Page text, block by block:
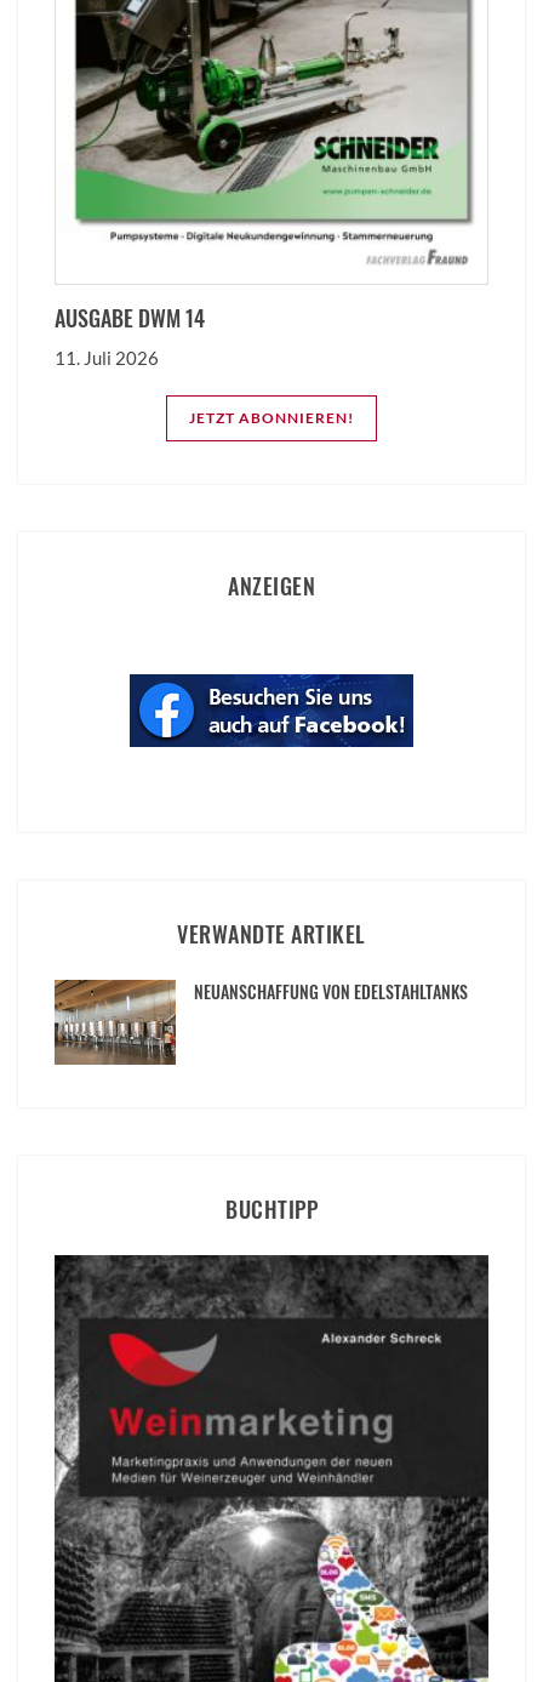
AUSGABE DWM 14
11. Juli 2026
JETZT ABONNIEREN!
ANZEIGEN
VERWANDTE ARTIKEL
NEUANSCHAFFUNG VON EDELSTAHLTANKS
BUCHTIPP